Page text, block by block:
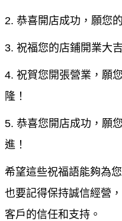
2. 恭喜開店成功，願您
3. 祝福您的店鋪開業大
4. 祝賀您開張營業，願
隆！
5. 恭喜您開店成功，願
進！
希望這些祝福語能夠為
也要記得保持誠信經營
客戶的信任和支持。